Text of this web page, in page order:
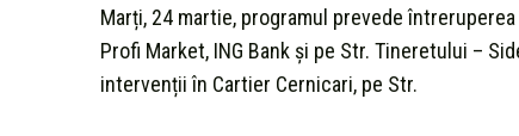
Marți, 24 martie, programul prevede
Profi Market, ING Bank și pe Str. Tineretului –
intervenții în Cartier Cernicari, pe Str.